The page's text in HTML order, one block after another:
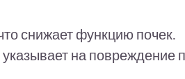
снижает функцию почек.
на повреждение